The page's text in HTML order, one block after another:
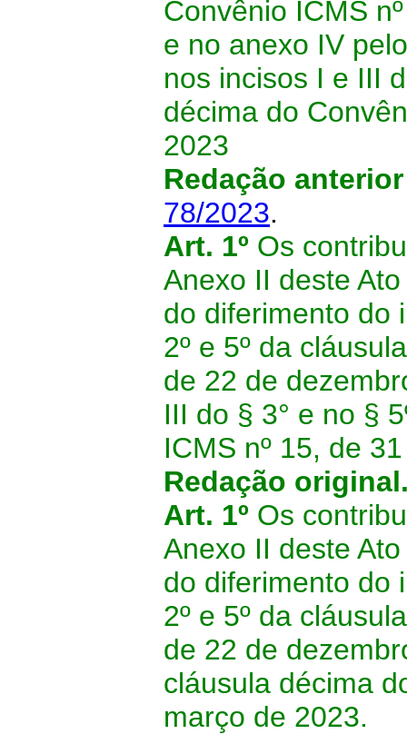
Convênio ICMS
e no anexo IV
nos incisos I e III
décima do
2023
Redação anterior
78/2023.
Art. 1º Os
Anexo II deste
do diferimento do
2º e 5º da
de 22 de
III do § 3° e no §
ICMS nº 15, de
Redação
Art. 1º Os
Anexo II deste
do diferimento do
2º e 5º da
de 22 de
cláusula décima
março de 2023.